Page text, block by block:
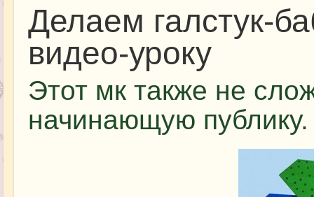
Делаем галстук-
видео-уроку
Этот мк также не
начинающую